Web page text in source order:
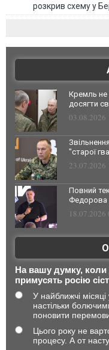
розкрив схему у
Кремль не
досягти
03.08.2026
"старої
23.07.2026
Повний
Федорова
18.07.2026
На вашу думку, коли
примусять росію
У найближчі
настільки
поновити
Цього року не
процесу. А от